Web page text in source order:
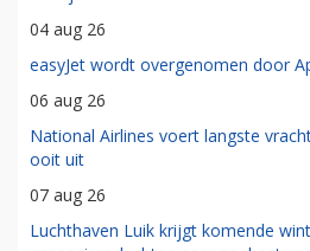
04 aug 26
easyJet wordt overgenomen door
06 aug 26
National Airlines voert langste
ooit uit
07 aug 26
Luchthaven Luik krijgt komende